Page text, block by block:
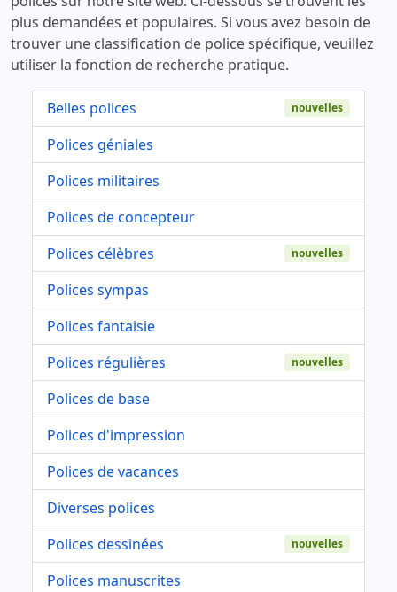
plus demandées et populaires. Si vous avez besoin de
trouver une classification de police spécifique, veuillez
utiliser la fonction de recherche pratique.
Belles polices nouvelles
Polices géniales
Polices militaires
Polices de concepteur
Polices célèbres
nouvelles
Polices sympas
Polices fantaisie
Polices régulières
nouvelles
Polices de base
Polices d'impression
Polices de vacances
Diverses polices
Polices dessinées
nouvelles
Polices manuscrites